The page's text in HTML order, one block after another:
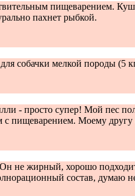
пищеварением.
пахнет рыбкой.
собачки мелкой породы (5
- просто супер! Мой пес
с пищеварением. Моему
не жирный, хорошо подходит
состав, думаю